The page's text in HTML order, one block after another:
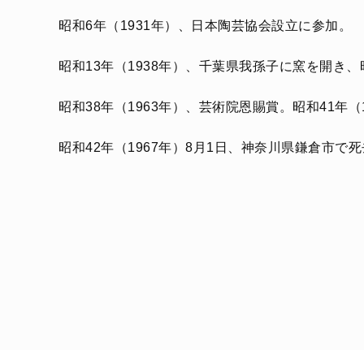
昭和6年（1931年）、日本陶芸協会設立に参加。
昭和13年（1938年）、千葉県我孫子に窯を開き
昭和38年（1963年）、芸術院恩賜賞。昭和41年
昭和42年（1967年）8月1日、神奈川県鎌倉市で